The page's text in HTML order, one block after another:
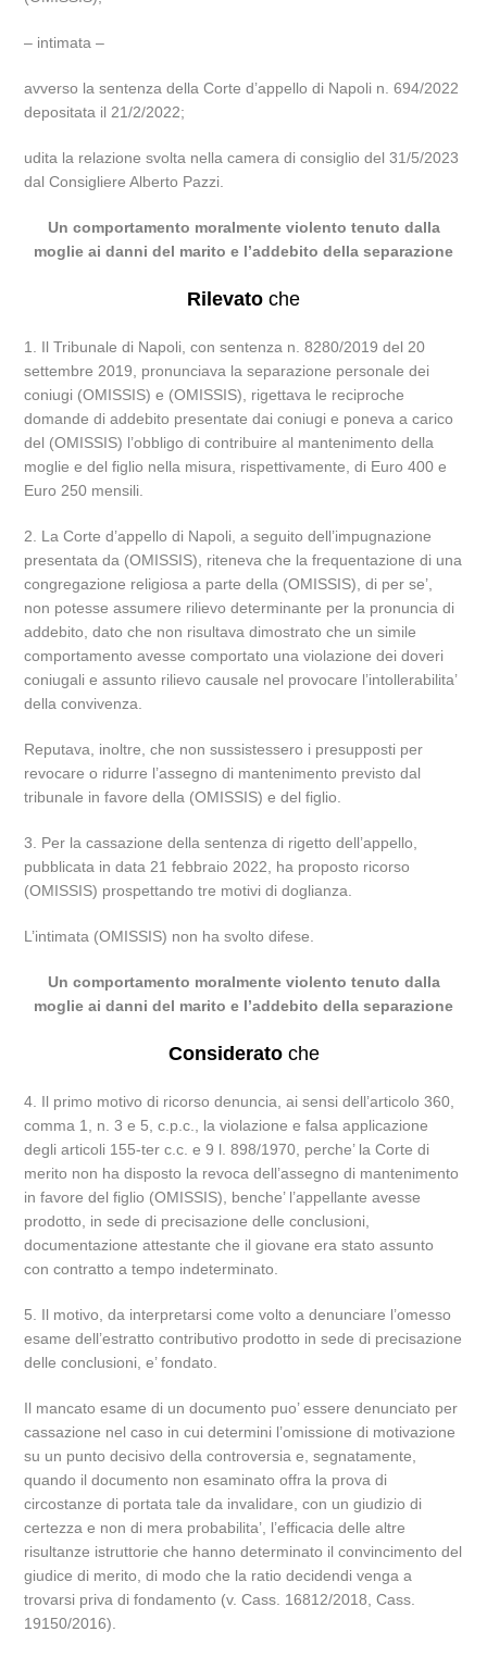
– intimata –
avverso la sentenza della Corte d’appello di Napoli n. 694/2022
depositata il 21/2/2022;
udita la relazione svolta nella camera di consiglio del 31/5/2023
dal Consigliere Alberto Pazzi.
Un comportamento moralmente violento tenuto dalla
moglie ai danni del marito e l’addebito della separazione
Rilevato che
1. Il Tribunale di Napoli, con sentenza n. 8280/2019 del 20
settembre 2019, pronunciava la separazione personale dei
coniugi (OMISSIS) e (OMISSIS), rigettava le reciproche
domande di addebito presentate dai coniugi e poneva a carico
del (OMISSIS) l’obbligo di contribuire al mantenimento della
moglie e del figlio nella misura, rispettivamente, di Euro 400 e
Euro 250 mensili.
2. La Corte d’appello di Napoli, a seguito dell’impugnazione
presentata da (OMISSIS), riteneva che la frequentazione di una
congregazione religiosa a parte della (OMISSIS), di per se’,
non potesse assumere rilievo determinante per la pronuncia di
addebito, dato che non risultava dimostrato che un simile
comportamento avesse comportato una violazione dei doveri
coniugali e assunto rilievo causale nel provocare l’intollerabilita’
della convivenza.
Reputava, inoltre, che non sussistessero i presupposti per
revocare o ridurre l’assegno di mantenimento previsto dal
tribunale in favore della (OMISSIS) e del figlio.
3. Per la cassazione della sentenza di rigetto dell’appello,
pubblicata in data 21 febbraio 2022, ha proposto ricorso
(OMISSIS) prospettando tre motivi di doglianza.
L’intimata (OMISSIS) non ha svolto difese.
Un comportamento moralmente violento tenuto dalla
moglie ai danni del marito e l’addebito della separazione
Consideratoche
4. Il primo motivo di ricorso denuncia, ai sensi dell’articolo 360,
comma 1, n. 3 e 5, c.p.c., la violazione e falsa applicazione
degli articoli 155-ter c.c. e 9 l. 898/1970, perche’ la Corte di
merito non ha disposto la revoca dell’assegno di mantenimento
in favore del figlio (OMISSIS), benche’ l’appellante avesse
prodotto, in sede di precisazione delle conclusioni,
documentazione attestante che il giovane era stato assunto
con contratto a tempo indeterminato.
5. Il motivo, da interpretarsi come volto a denunciare l’omesso
esame dell’estratto contributivo prodotto in sede di precisazione
delle conclusioni, e’ fondato.
Il mancato esame di un documento puo’ essere denunciato per
cassazione nel caso in cui determini l’omissione di motivazione
su un punto decisivo della controversia e, segnatamente,
quando il documento non esaminato offra la prova di
circostanze di portata tale da invalidare, con un giudizio di
certezza e non di mera probabilita’, l’efficacia delle altre
risultanze istruttorie che hanno determinato il convincimento del
giudice di merito, di modo che la ratio decidendi venga a
trovarsi priva di fondamento (v. Cass. 16812/2018, Cass.
19150/2016).